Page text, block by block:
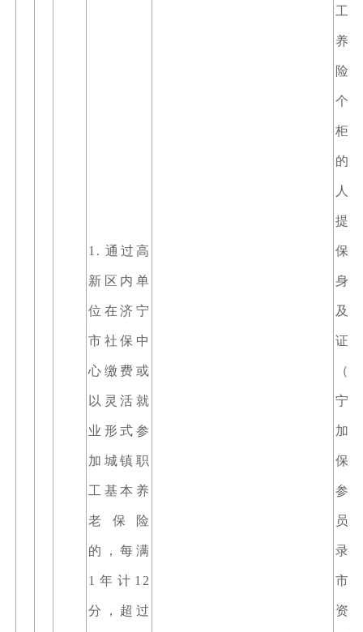
1. 通过高
新区内单
位在济宁
市社保中
心缴费或
以灵活就
业形式参
加城镇职
工基本养
老保险
的，每满
1年计12
分，超过
工
养
险
个
柜
的
人
提
保
身
及
证
（
宁
加
保
参
员
录
市
资